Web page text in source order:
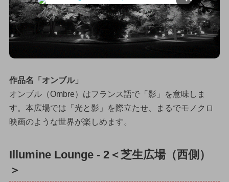
作品名「オンブル」
オンブル（Ombre）はフランス語で「影」を意味しま
す。本広場では「光と影」を際立たせ、まるでモノクロ
映画のような世界が楽しめます。
Illumine Lounge - 2＜芝生広場（西側）
＞